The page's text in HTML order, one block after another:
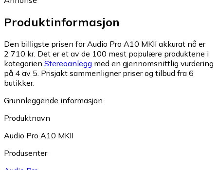
Produktinformasjon
Den billigste prisen for Audio Pro A10 MKII akkurat nå er
2 710 kr. Det er et av de 100 mest populære produktene i
kategorien Stereoanlegg med en gjennomsnittlig vurdering
på 4 av 5. Prisjakt sammenligner priser og tilbud fra 6
butikker.
Grunnleggende informasjon
Produktnavn
Audio Pro A10 MKII
Produsenter